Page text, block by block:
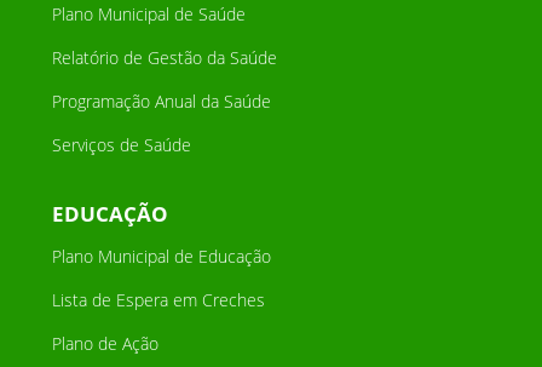
Plano Municipal de Saúde
Relatório de Gestão da Saúde
Programação Anual da Saúde
Serviços de Saúde
EDUCAÇÃO
Plano Municipal de Educação
Lista de Espera em Creches
Plano de Ação